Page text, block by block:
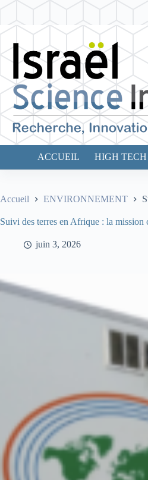
contenu
ACCUEIL HIGH TECH
Accueil ENVIRONNEMENT
Suivi des terres en Afrique : la
juin 3, 2026